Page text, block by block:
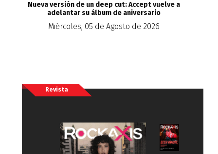
Nueva versión de un deep cut: Accept vuelve a
adelantar su álbum de aniversario
Miércoles, 05 de Agosto de 2026
Revista